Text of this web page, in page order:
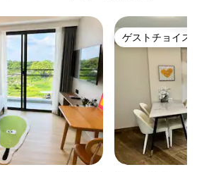
ゲストチョイス
ゲストチョイス